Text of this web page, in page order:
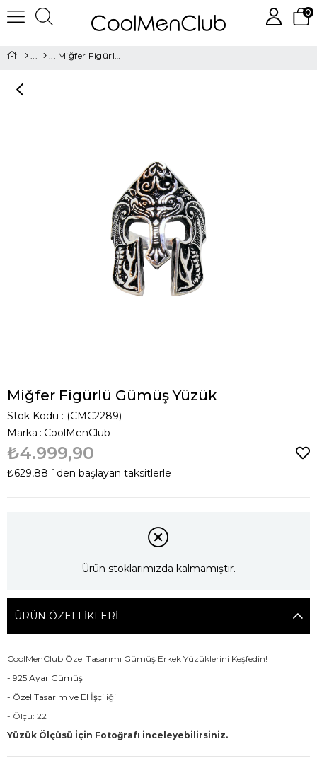
0
Miğfer Figürlü Gümüş Yüzük
Miğfer Figürlü Gümüş Yüzük
Stok Kodu
(CMC2289)
Marka : CoolMenClub
₺4.999,90
₺629,88 `den başlayan taksitlerle
Ürün stoklarımızda kalmamıştır.
ÜRÜN ÖZELLIKLERI
CoolMenClub Özel Tasarımı Gümüş Erkek Yüzüklerini Keşfedin!
- 925 Ayar Gümüş
- Özel Tasarım ve El İşçiliği
- Ölçü: 22
Yüzük Ölçüsü İçin Fotoğrafı inceleyebilirsiniz.